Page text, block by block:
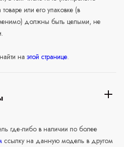
или его упаковке (в
должны быть целыми, не
на этой странице.
где-либо в наличии по более
ссылку на данную модель в другом